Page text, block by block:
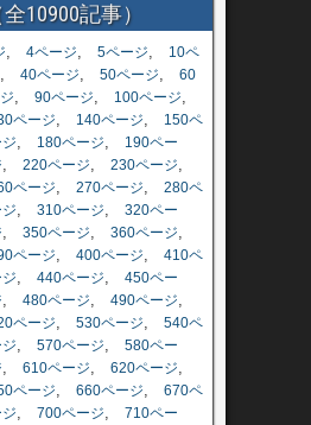
10900記事）
, 4ページ, 5ページ,
10ペ
, 40ページ, 50ページ, 60
, 90ページ, 100ページ,
ページ, 140ページ,
150ペ
, 180ページ,
190ペー
, 220ページ, 230ページ,
ページ, 270ページ, 280ペ
, 310ページ, 320ペー
, 350ページ, 360ページ,
ページ, 400ページ, 410ペ
, 440ページ, 450ペー
, 480ページ, 490ページ,
ページ, 530ページ, 540ペ
, 570ページ, 580ペー
, 610ページ, 620ページ,
ページ, 660ページ, 670ペ
, 700ページ, 710ペー